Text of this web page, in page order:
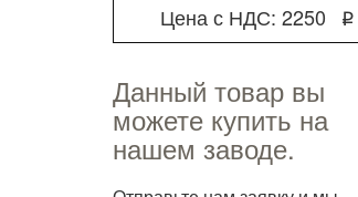
Цена с НДС: 2250 q
Данный товар вы
можете купить на
нашем заводе.